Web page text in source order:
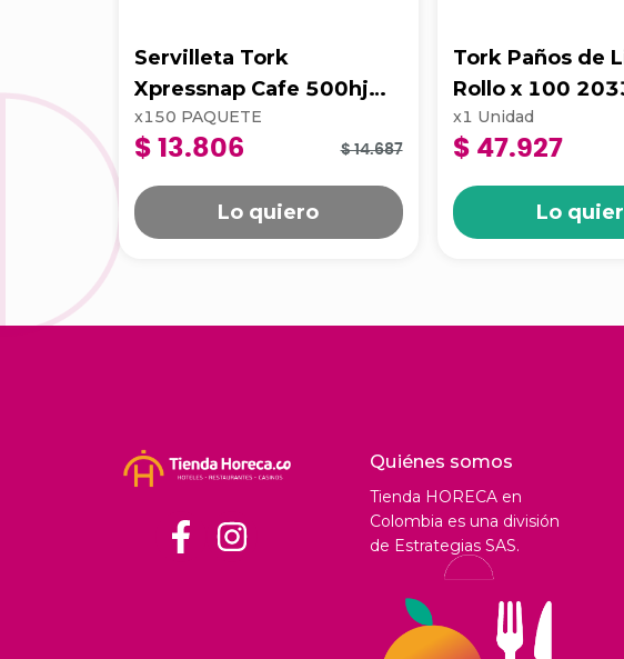
Servilleta Tork
Xpressnap Cafe 500hj
Blanca 202223
x150 PAQUETE
$ 13.806 $ 14.687
Lo quiero
Tork Paños de
Rollo x 100
x1 Unidad
$ 47.927
Lo
Quiénes somos
Tienda HORECA en
Colombia es una división
de Estrategias SAS.